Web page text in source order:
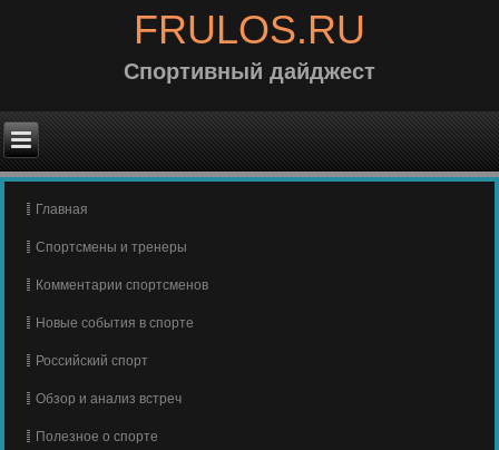
FRULOS.RU
Спортивный дайджест
Главная
Спортсмены и тренеры
Комментарии спортсменов
Новые события в спорте
Российский спорт
Обзор и анализ встреч
Полезное о спорте